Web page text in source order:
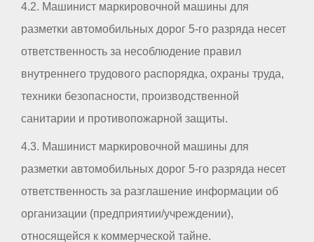
4.2. Машинист маркировочной машины для
разметки автомобильных дорог 5-го разряда несет
ответственность за несоблюдение правил
внутреннего трудового распорядка, охраны труда,
техники безопасности, производственной
санитарии и противопожарной защиты.
4.3. Машинист маркировочной машины для
разметки автомобильных дорог 5-го разряда несет
ответственность за разглашение информации об
организации (предприятии/учреждении),
относящейся к коммерческой тайне.